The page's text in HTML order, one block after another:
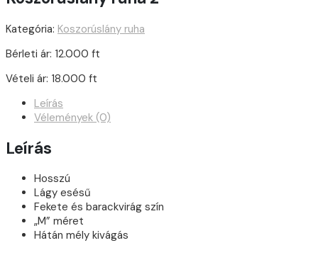
Kategória: Koszorúslány ruha
Bérleti ár: 12.000 ft
Vételi ár: 18.000 ft
Leírás
Vélemények (0)
Leírás
Hosszú
Lágy esésű
Fekete és barackvirág szín
„M” méret
Hátán mély kivágás